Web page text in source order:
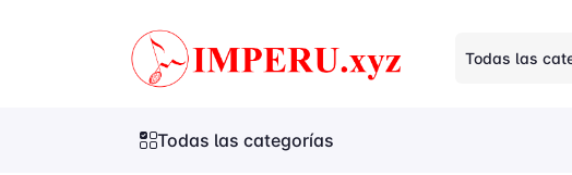
Todas las
Todas las categorías